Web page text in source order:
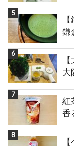
鎌
大
紅
香